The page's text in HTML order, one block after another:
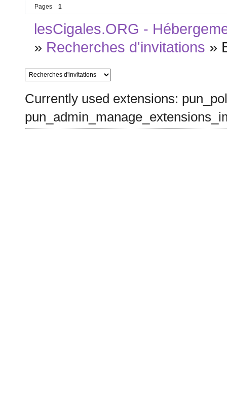
Pages 1
lesCigales.ORG -
» Recherches d'invitations »
Currently used extensions: